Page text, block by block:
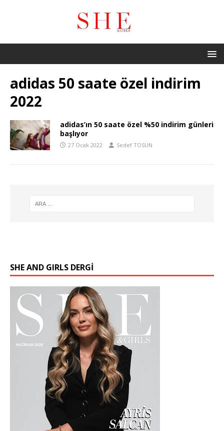
adidas 50 saate özel indirim
2022
adidas’ın 50 saate özel %50 indirim günleri
başlıyor
27 Ocak 2022 Sedef TOSUN
SHE AND GIRLS DERGİ